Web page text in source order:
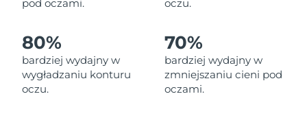
pod oczami.
oczu.
80%
bardziej wydajny w
wygładzaniu konturu
oczu.
70%
bardziej wydajny w
zmniejszaniu cieni pod
oczami.
Liban
Oczekiwany czas dostawy
Litwa
Oczekiwany czas dostawy
8/11/26
Luksemburg
Oczekiwany czas dostawy